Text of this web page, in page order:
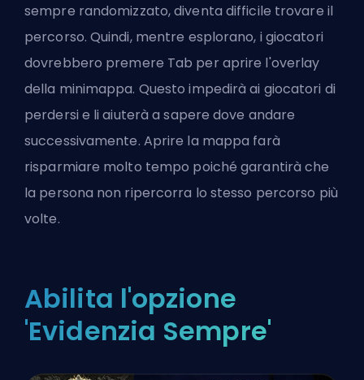
sempre randomizzato, diventa difficile trovare il
percorso. Quindi, mentre esplorano, i giocatori
dovrebbero premere Tab per aprire l'overlay
della minimappa. Questo impedirà ai giocatori di
perdersi e li aiuterà a sapere dove andare
successivamente. Aprire la mappa farà
risparmiare molto tempo poiché garantirà che
la persona non ripercorra lo stesso percorso più
volte.
Abilita l'opzione
'Evidenzia Sempre'